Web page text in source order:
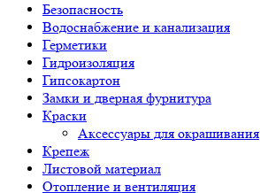
Безопасность
Водоснабжение и канализация
Герметики
Гидроизоляция
Гипсокартон
Замки и дверная фурнитура
Краски
Аксессуары для окрашивания
Крепеж
Листовой материал
Отопление и вентиляция